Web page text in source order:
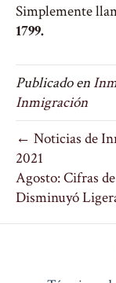
Simplemente
1799.
Publicado en
Inmigración
← Noticias de
2021
Agosto: Cifras
Disminuyó